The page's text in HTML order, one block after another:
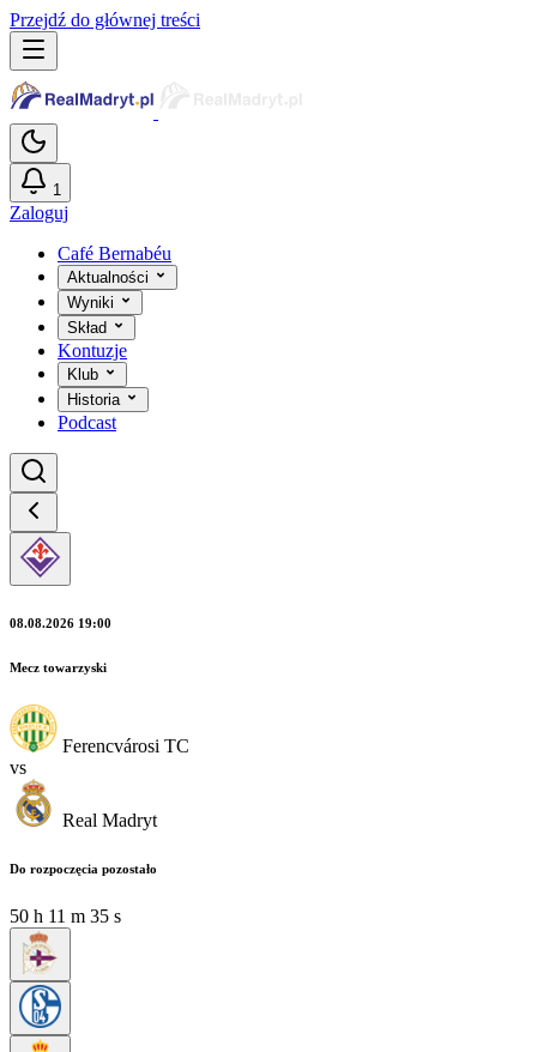
Przejdź do głównej treści
1
Zaloguj
Café Bernabéu
Aktualności
Wyniki
Skład
Kontuzje
Klub
Historia
Podcast
08.08.2026 19:00
Mecz towarzyski
Ferencvárosi TC
vs
Real Madryt
Do rozpoczęcia pozostało
50 h 11 m 33 s